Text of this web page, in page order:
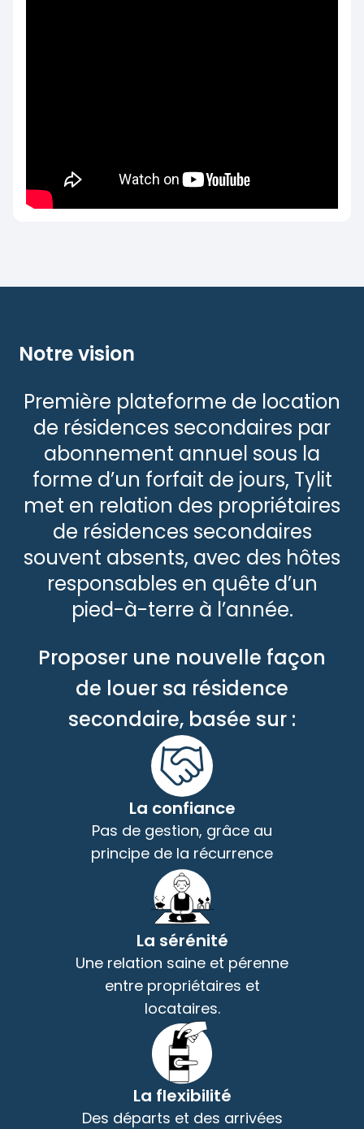
Notre vision
Première plateforme de location
de résidences secondaires par
abonnement annuel sous la
forme d’un forfait de jours, Tylit
met en relation des propriétaires
de résidences secondaires
souvent absents, avec des hôtes
responsables en quête d’un
pied-à-terre à l’année.
Proposer une nouvelle façon
de louer sa résidence
secondaire, basée sur :
La confiance
Pas de gestion, grâce au
principe de la récurrence
La sérénité
Une relation saine et pérenne
entre propriétaires et
locataires.
La flexibilité
Des départs et des arrivées